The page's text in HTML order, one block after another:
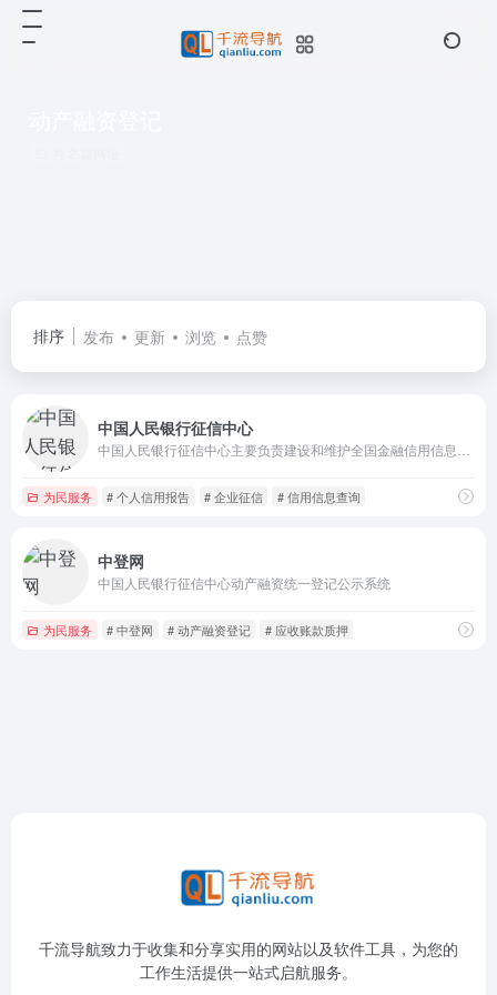
排序 发布 更新 浏览 点赞
中国人民银行征信中心
为民服务 # 个人信用报告 # 企业征信 # 信用信息查询
中登网
中国人民银行征信中心动产融资统一登记公示系统
为民服务 # 中登网 # 动产融资登记 # 应收账款质押
千流导航致力于收集和分享实用的网站以及软件工具，为您的
工作生活提供一站式启航服务。